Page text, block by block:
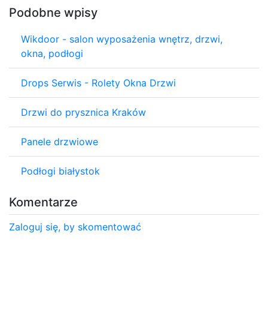
Podobne wpisy
Wikdoor - salon wyposażenia wnętrz, drzwi,
okna, podłogi
Drops Serwis - Rolety Okna Drzwi
Drzwi do prysznica Kraków
Panele drzwiowe
Podłogi białystok
Komentarze
Zaloguj się, by skomentować